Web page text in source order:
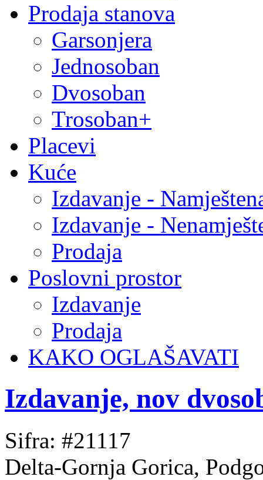
Prodaja stanova
Garsonjera
Jednosoban
Dvosoban
Trosoban+
Placevi
Kuće
Izdavanje -
Izdavanje -
Prodaja
Poslovni prostor
Izdavanje
Prodaja
KAKO OGLAŠAVATI
Izdavanje, nov
Sifra: #21117
Delta-Gornja Gorica,